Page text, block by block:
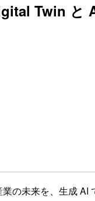
Twin
の未来を、生成